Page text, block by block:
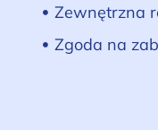
Zewnętrzna
Zgoda na